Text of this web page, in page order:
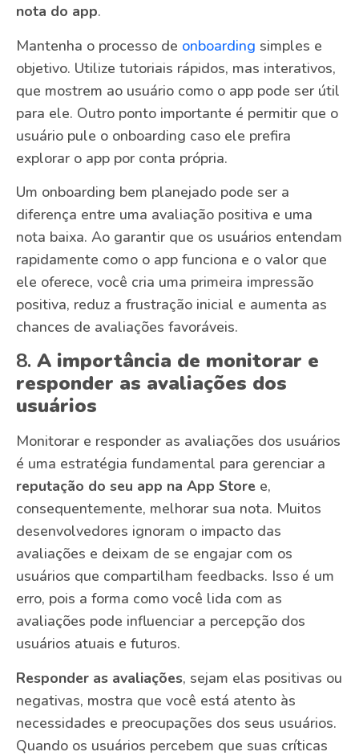
nota do app.
Mantenha o processo de onboarding simples e
objetivo. Utilize tutoriais rápidos, mas interativos,
que mostrem ao usuário como o app pode ser útil
para ele. Outro ponto importante é permitir que o
usuário pule o onboarding caso ele prefira
explorar o app por conta própria.
Um onboarding bem planejado pode ser a
diferença entre uma avaliação positiva e uma
nota baixa. Ao garantir que os usuários entendam
rapidamente como o app funciona e o valor que
ele oferece, você cria uma primeira impressão
positiva, reduz a frustração inicial e aumenta as
chances de avaliações favoráveis.
8. A importância de monitorar e
responder as avaliações dos
usuários
Monitorar e responder as avaliações dos usuários
é uma estratégia fundamental para gerenciar a
reputação do seu app na App Store e,
consequentemente, melhorar sua nota. Muitos
desenvolvedores ignoram o impacto das
avaliações e deixam de se engajar com os
usuários que compartilham feedbacks. Isso é um
erro, pois a forma como você lida com as
avaliações pode influenciar a percepção dos
usuários atuais e futuros.
Responder as avaliações, sejam elas positivas ou
negativas, mostra que você está atento às
necessidades e preocupações dos seus usuários.
Quando os usuários percebem que suas críticas